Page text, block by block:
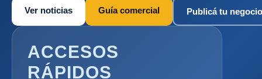
Ver noticias Guía comercial Publicá tu negocio
ACCESOS
RÁPIDOS